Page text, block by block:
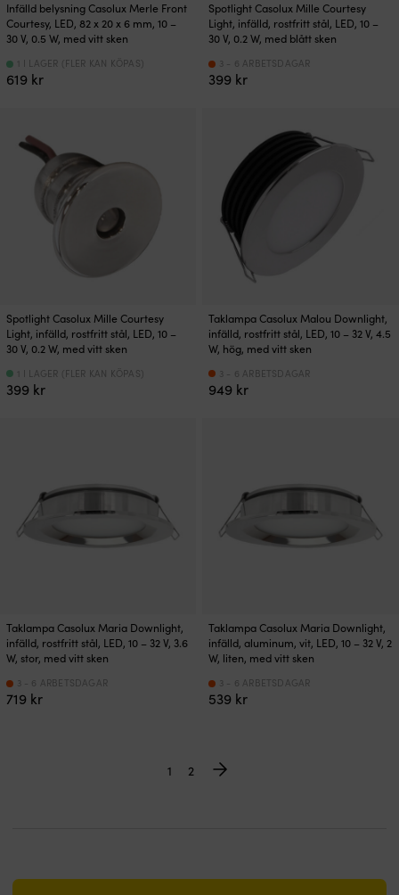
Infälld belysning Casolux Merle Front
Courtesy, LED, 82 x 20 x 6 mm, 10 –
30 V, 0.5 W, med vitt sken
619 kr
1 I LAGER (FLER KAN KÖPAS)
Spotlight Casolux Mille Courtesy
Light, infälld, rostfritt stål, LED, 10 –
30 V, 0.2 W, med blått sken
399 kr
3 - 6 ARBETSDAGAR
Spotlight Casolux Mille Courtesy
Light, infälld, rostfritt stål, LED, 10 –
30 V, 0.2 W, med vitt sken
399 kr
1 I LAGER (FLER KAN KÖPAS)
Taklampa Casolux Malou Downlight,
infälld, rostfritt stål, LED, 10 – 32 V, 4.5
W, hög, med vitt sken
949 kr
3 - 6 ARBETSDAGAR
Taklampa Casolux Maria Downlight,
infälld, rostfritt stål, LED, 10 – 32 V, 3.6
W, stor, med vitt sken
719 kr
3 - 6 ARBETSDAGAR
Taklampa Casolux Maria Downlight,
infälld, aluminum, vit, LED, 10 – 32 V, 2
W, liten, med vitt sken
539 kr
3 - 6 ARBETSDAGAR
1 2